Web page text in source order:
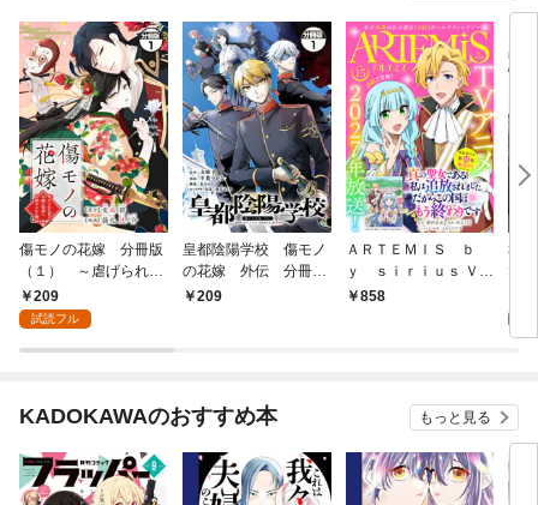
傷モノの花嫁 分冊版
（１） ～虐げられた
私が、皇國の鬼神に見
初められた理由～
209
試読フル
皇都陰陽学校 傷モノ
の花嫁 外伝 分冊版
（１）
209
ＡＲＴＥＭＩＳ ｂ
ｙ ｓｉｒｉｕｓ Ｖｏ
ｌ．１５
858
私
で
冊
KADOKAWAのおすすめ本 もっと見る